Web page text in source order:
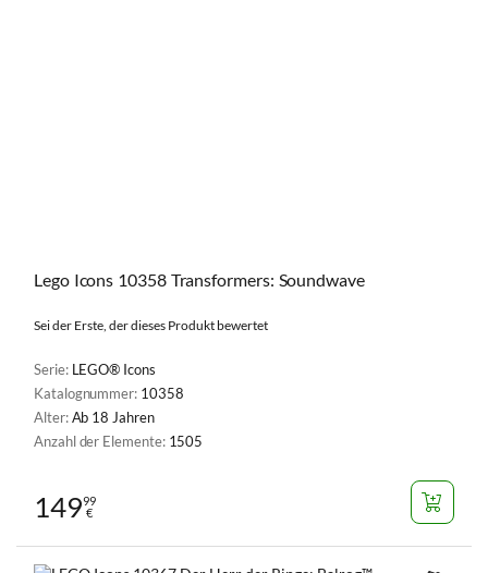
Lego Icons 10358 Transformers: Soundwave
Sei der Erste, der dieses Produkt bewertet
Serie: LEGO® Icons
Katalognummer: 10358
Alter:Ab 18 Jahren
Anzahl der Elemente: 1505
14999
€